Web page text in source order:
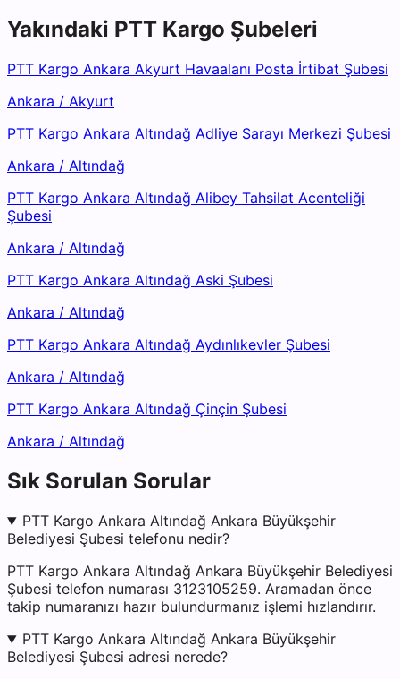
Yakındaki PTT Kargo Şubeleri
PTT Kargo Ankara Akyurt Havaalanı Posta İrtibat Şubesi
Ankara / Akyurt
PTT Kargo Ankara Altındağ Adliye Sarayı Merkezi Şubesi
Ankara / Altındağ
PTT Kargo Ankara Altındağ Alibey Tahsilat Acenteliği
Şubesi
Ankara / Altındağ
PTT Kargo Ankara Altındağ Aski Şubesi
Ankara / Altındağ
PTT Kargo Ankara Altındağ Aydınlıkevler Şubesi
Ankara / Altındağ
PTT Kargo Ankara Altındağ Çinçin Şubesi
Ankara / Altındağ
Sık Sorulan Sorular
PTT Kargo Ankara Altındağ Ankara Büyükşehir
Belediyesi Şubesi telefonu nedir?
PTT Kargo Ankara Altındağ Ankara Büyükşehir Belediyesi
Şubesi telefon numarası 3123105259. Aramadan önce
takip numaranızı hazır bulundurmanız işlemi hızlandırır.
PTT Kargo Ankara Altındağ Ankara Büyükşehir
Belediyesi Şubesi adresi nerede?